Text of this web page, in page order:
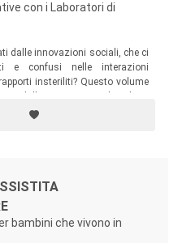
con i Laboratori di
dalle innovazioni sociali, che ci
e confusi nelle interazioni
insteriliti? Questo volume
di gruppo, per imparare a
di comportamenti empatici e
bambini che vivono in